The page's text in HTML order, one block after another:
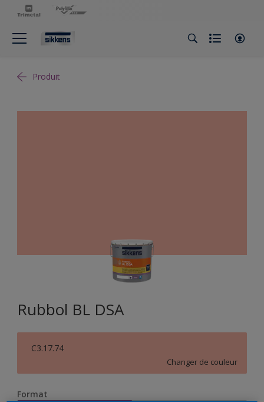
Produit
Rubbol BL DSA
C3.17.74
Changer de couleur
Format